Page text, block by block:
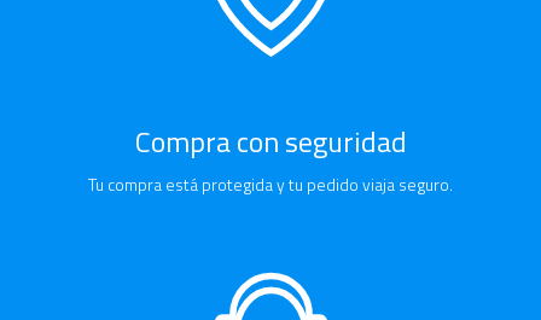
Compra con seguridad
Tu compra está protegida y tu pedido viaja seguro.